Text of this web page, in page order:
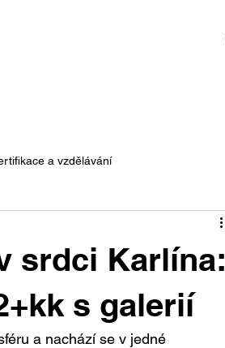
a vzdělávání
srdci Karlína:
s galerií
a nachází se v jedné